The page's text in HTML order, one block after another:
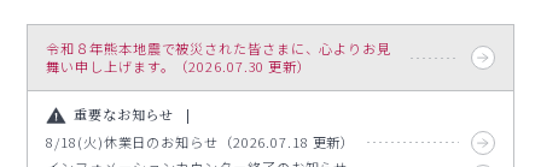
令和８年熊本地震で被災された皆さまに、心よりお見
舞い申し上げます。（2026.07.30 更新）
重要なお知らせ
8/18(火)休業日のお知らせ（2026.07.18 更新）